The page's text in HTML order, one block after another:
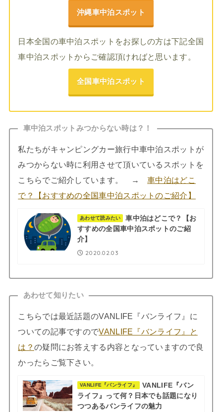
沖縄車中泊スポット
日本全国の車中泊スポットをお探しの方は下記全国
車中泊スポットからご確認頂ければと思います。
全国車中泊スポット
車中泊スポットみつからない時は？！
私たちがキャンピングカー旅行中車中泊スポットが
みつからない時に利用させて頂いているスポットを
こちらでご紹介しています。 → 車中泊はどこ
で？【おすすめの全国車中泊スポットのご紹介】
あわせて読みたい
車中泊はどこで？【お
すすめの全国車中泊スポットのご紹
介】
2020.02.03
あわせて知りたい
こちらでは最近話題のVANLIFE『バンライフ』に
ついての記事ですのでVANLIFE『バンライフ』と
は？ の疑問にお答えする内容となっていますので良
かったらご覧下さい。
VANLIFE『バンライフ』
VANLIFE『バン
ライフ』って何？日本でも話題になり
つつあるバンライフの魅力